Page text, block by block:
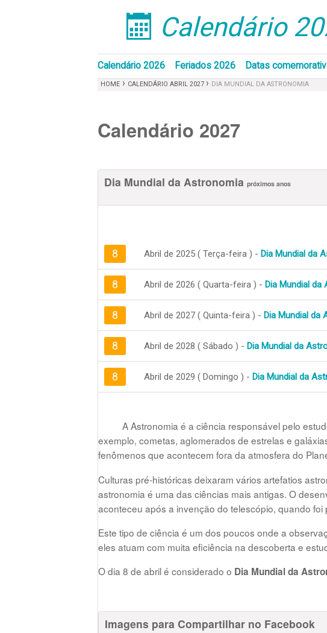
󰁣 Calendário
Calendário 2026 Feriados 2026 Datas
HOME › CALENDÁRIO ABRIL 2027 › DIA MUNDIAL DA ASTRONOMIA
Calendário 2027
Dia Mundial da Astronomia próximos anos
8 Abril de 2025 ( Terça-feira ) - Dia Mundial da
8 Abril de 2026 ( Quarta-feira ) - Dia Mundial da
8 Abril de 2027 ( Quinta-feira ) - Dia Mundial da
8 Abril de 2028 ( Sábado ) - Dia Mundial da
8 Abril de 2029 ( Domingo ) - Dia Mundial da
A Astronomia é a ciência responsável pelo
exemplo, cometas, aglomerados de estrelas e
fenômenos que acontecem fora da atmosfera do
Culturas pré-históricas deixaram vários artefatios
astronomia é uma das ciências mais antigas. O
aconteceu após a invenção do telescópio, quando
Este tipo de ciência é um dos poucos onde a
eles atuam com muita eficiência na descoberta e
O dia 8 de abril é considerado o Dia Mundial da
Imagens para Compartilhar no Facebook